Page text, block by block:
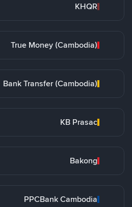
KHQR
True Money (Cambodia)
Bank Transfer (Cambodia)
KB Prasac
Bakong
PPCBank Cambodia